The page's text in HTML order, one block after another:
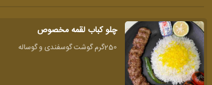
چلو کباب لقمه مخصوص
250گرم گوشت گوسفندی و گوساله